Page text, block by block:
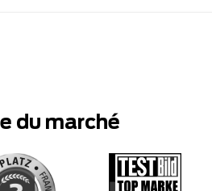
du marché